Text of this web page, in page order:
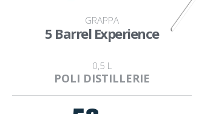
GRAPPA
5 Barrel Experience
0,5 L
POLI DISTILLERIE